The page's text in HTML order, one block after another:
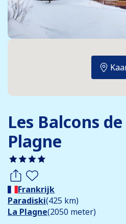
Les Balcons
Plagne
Frankrijk
Paradiski(425 km)
La Plagne(2050 meter)